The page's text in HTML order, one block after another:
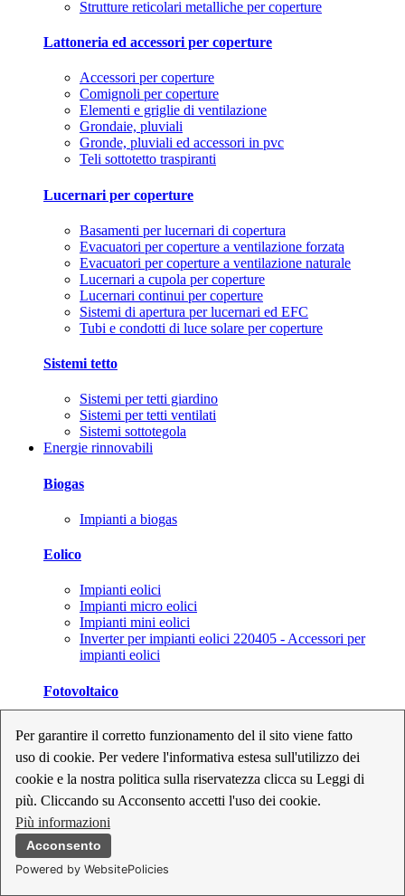
Per garantire il corretto funzionamento del il sito viene fatto
uso di cookie. Per vedere l'informativa estesa sull'utilizzo dei
cookie e la nostra politica sulla riservatezza clicca su Leggi di
più. Cliccando su Acconsento accetti l'uso dei cookie.
Più informazioni
Acconsento
Powered by WebsitePolicies
Strutture reticolari metalliche per coperture
Lattoneria ed accessori per coperture
Accessori per coperture
Comignoli per coperture
Elementi e griglie di ventilazione
Grondaie, pluviali
Gronde, pluviali ed accessori in pvc
Teli sottotetto traspiranti
Lucernari per coperture
Basamenti per lucernari di copertura
Evacuatori per coperture a ventilazione forzata
Evacuatori per coperture a ventilazione naturale
Lucernari a cupola per coperture
Lucernari continui per coperture
Sistemi di apertura per lucernari ed EFC
Tubi e condotti di luce solare per coperture
Sistemi tetto
Sistemi per tetti giardino
Sistemi per tetti ventilati
Sistemi sottotegola
Energie rinnovabili
Biogas
Impianti a biogas
Eolico
Impianti eolici
Impianti micro eolici
Impianti mini eolici
Inverter per impianti eolici 220405 - Accessori per
impianti eolici
Fotovoltaico
Inverter per impianti fotovoltaici
Kit per impianti fotovoltaici
Moduli fotovoltaici
Sistemi di monitoraggio per impianti fotovoltaici
Strumenti di collaudo e configurazione per impianti
fotovoltaici
Supporti per impianti fotovoltaici
Geotermia